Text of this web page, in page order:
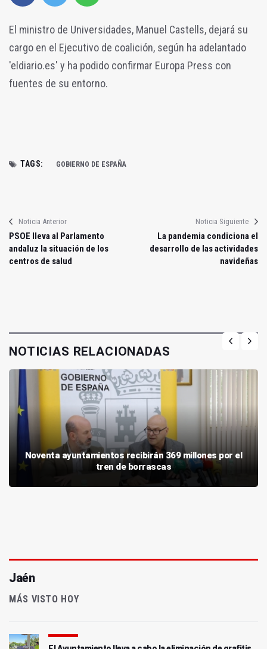
El ministro de Universidades, Manuel Castells, dejará su
cargo en el Ejecutivo de coalición, según ha adelantado
'eldiario.es' y ha podido confirmar Europa Press con
fuentes de su entorno.
TAGS: GOBIERNO DE ESPAÑA
Noticia Anterior
PSOE lleva al Parlamento
andaluz la situación de los
centros de salud
Noticia Siguiente
La pandemia condiciona el
desarrollo de las actividades
navideñas
NOTICIAS RELACIONADAS
Noventa ayuntamientos recibirán 369 millones por el
tren de borrascas
Jaén
MÁS VISTO HOY